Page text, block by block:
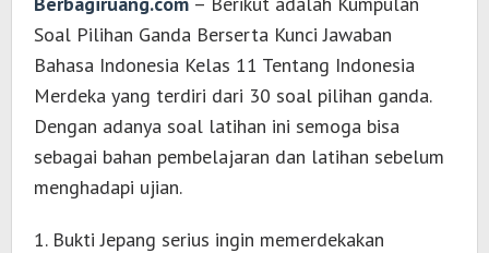
Soal Pilihan Ganda Berserta Kunci Jawaban
Bahasa Indonesia Kelas 11 Tentang Indonesia
Merdeka yang terdiri dari 30 soal pilihan ganda.
Dengan adanya soal latihan ini semoga bisa
sebagai bahan pembelajaran dan latihan sebelum
menghadapi ujian.
1. Bukti Jepang serius ingin memerdekakan